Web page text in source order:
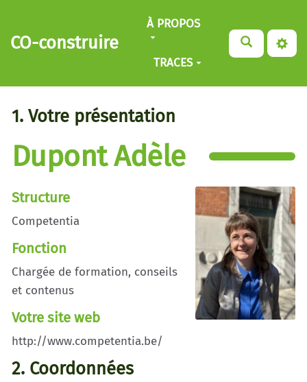
Aller au contenu principal
CO-construire
À PROPOS
TRACES
1. Votre présentation
Dupont Adèle
Structure
Competentia
Fonction
Chargée de formation, conseils
et contenus
Votre site web
http://www.competentia.be/
2. Coordonnées